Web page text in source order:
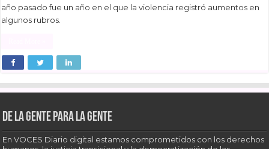
año pasado fue un año en el que la violencia registró aumentos en
algunos rubros.
De la gente para la gente
En VOCES Diario digital estamos comprometidos con los derechos